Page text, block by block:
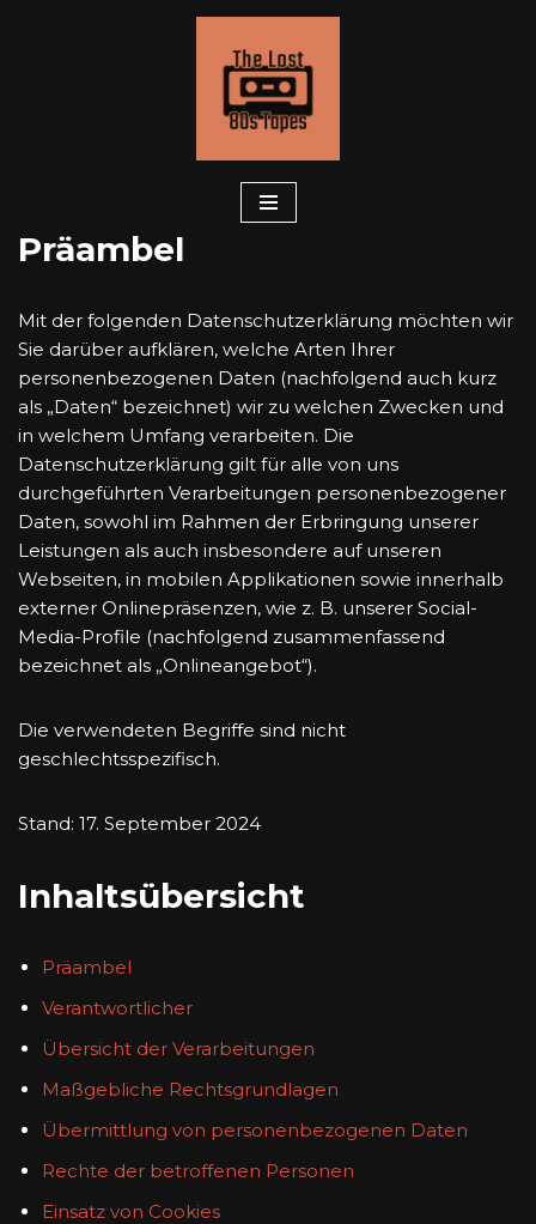
Präambel
Mit der folgenden Datenschutzerklärung möchten wir
Sie darüber aufklären, welche Arten Ihrer
personenbezogenen Daten (nachfolgend auch kurz
als „Daten“ bezeichnet) wir zu welchen Zwecken und
in welchem Umfang verarbeiten. Die
Datenschutzerklärung gilt für alle von uns
durchgeführten Verarbeitungen personenbezogener
Daten, sowohl im Rahmen der Erbringung unserer
Leistungen als auch insbesondere auf unseren
Webseiten, in mobilen Applikationen sowie innerhalb
externer Onlinepräsenzen, wie z. B. unserer Social-
Media-Profile (nachfolgend zusammenfassend
bezeichnet als „Onlineangebot“).
Die verwendeten Begriffe sind nicht
geschlechtsspezifisch.
Stand: 17. September 2024
Inhaltsübersicht
Präambel
Verantwortlicher
Übersicht der Verarbeitungen
Maßgebliche Rechtsgrundlagen
Übermittlung von personenbezogenen Daten
Rechte der betroffenen Personen
Einsatz von Cookies